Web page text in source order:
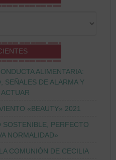
ALIMENTARIA:
SEÑALES DE ALARMA Y
«BEAUTY» 2021
SOSTENIBLE, PERFECTO
NORMALIDAD»
COMUNIÓN DE CECILIA